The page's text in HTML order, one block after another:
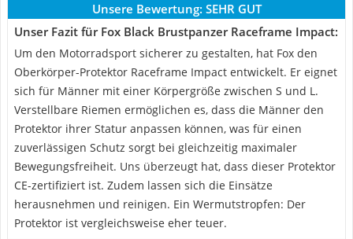
Unsere Bewertung: SEHR GUT
Unser Fazit für Fox Black Brustpanzer Raceframe Impact:
Um den Motorradsport sicherer zu gestalten, hat Fox den
Oberkörper-Protektor Raceframe Impact entwickelt. Er eignet
sich für Männer mit einer Körpergröße zwischen S und L.
Verstellbare Riemen ermöglichen es, dass die Männer den
Protektor ihrer Statur anpassen können, was für einen
zuverlässigen Schutz sorgt bei gleichzeitig maximaler
Bewegungsfreiheit. Uns überzeugt hat, dass dieser Protektor
CE-zertifiziert ist. Zudem lassen sich die Einsätze
herausnehmen und reinigen. Ein Wermutstropfen: Der
Protektor ist vergleichsweise eher teuer.